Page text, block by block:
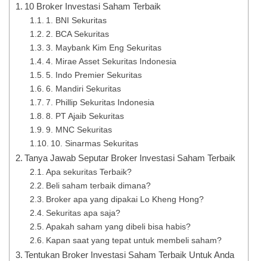
10 Broker Investasi Saham Terbaik
1. BNI Sekuritas
2. BCA Sekuritas
3. Maybank Kim Eng Sekuritas
4. Mirae Asset Sekuritas Indonesia
5. Indo Premier Sekuritas
6. Mandiri Sekuritas
7. Phillip Sekuritas Indonesia
8. PT Ajaib Sekuritas
9. MNC Sekuritas
10. Sinarmas Sekuritas
Tanya Jawab Seputar Broker Investasi Saham Terbaik
Apa sekuritas Terbaik?
Beli saham terbaik dimana?
Broker apa yang dipakai Lo Kheng Hong?
Sekuritas apa saja?
Apakah saham yang dibeli bisa habis?
Kapan saat yang tepat untuk membeli saham?
Tentukan Broker Investasi Saham Terbaik Untuk Anda